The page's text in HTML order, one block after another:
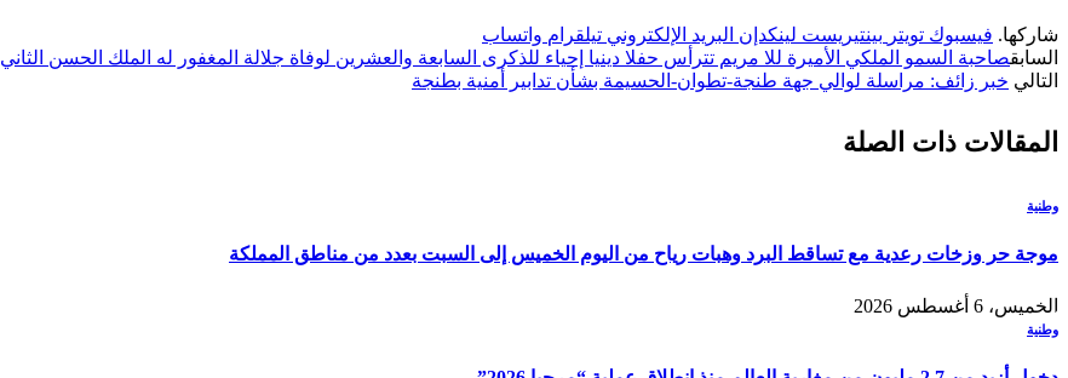
شاركها. فيسبوك تويتر بينتيريست لينكدإن البريد الإلكتروني تيلقرام واتساب
السابقصاحبة السمو الملكي الأميرة للا مريم تترأس حفلا دينيا إحياء للذكرى السابعة والعشرين لوفاة جلالة المغفور له الملك الحسن الثاني
التالي خبر زائف: مراسلة لوالي جهة طنجة-تطوان-الحسيمة بشأن تدابير أمنية بطنجة
المقالات ذات الصلة
وطنية
موجة حر وزخات رعدية مع تساقط البرد وهبات رياح من اليوم الخميس إلى السبت بعدد من مناطق المملكة
الخميس، 6 أغسطس 2026
وطنية